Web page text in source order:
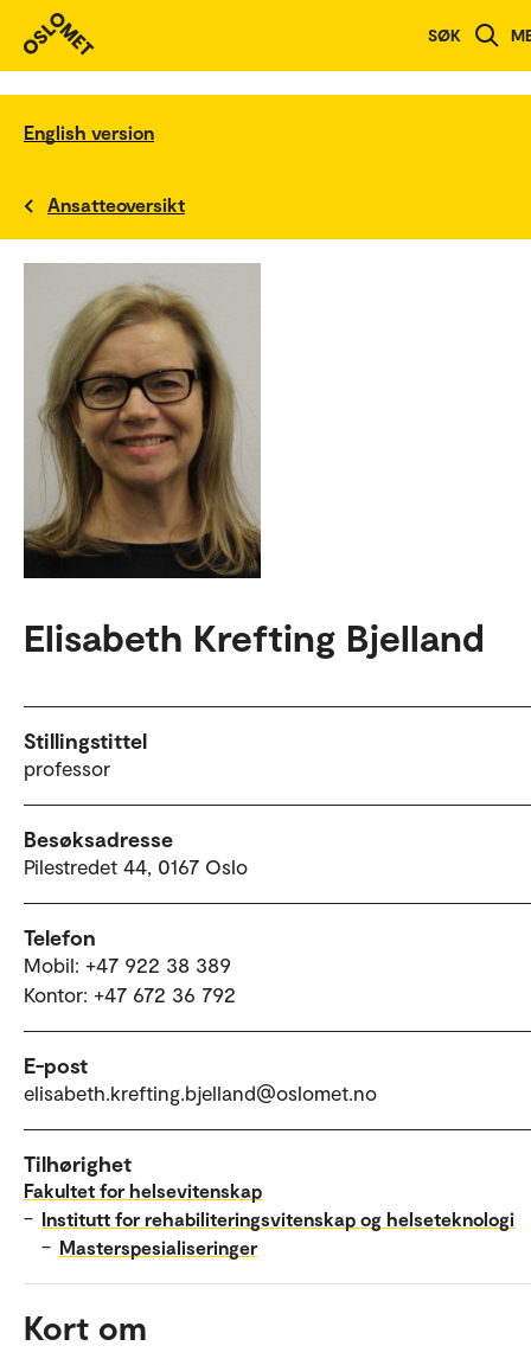
SØK
English version
Ansatteoversikt
Elisabeth Krefting Bjelland
Stillingstittel
professor
Besøksadresse
Pilestredet 44, 0167 Oslo
Telefon
Mobil: +47 922 38 389
Kontor: +47 672 36 792
E-post
elisabeth.krefting.bjelland@oslomet.no
Tilhørighet
Fakultet for helsevitenskap
– Institutt for rehabiliteringsvitenskap og helseteknologi
– Masterspesialiseringer
Kort om